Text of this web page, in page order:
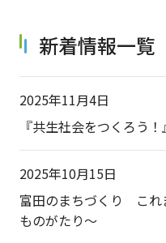
新着情報一覧
2025年11月4日
『共生社会をつくろう！
2025年10月15日
富田のまちづくり これ
ものがたり～